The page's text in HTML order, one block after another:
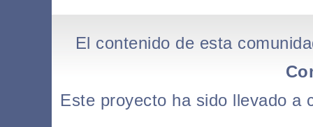
El contenido de esta
Este proyecto ha sido llevado